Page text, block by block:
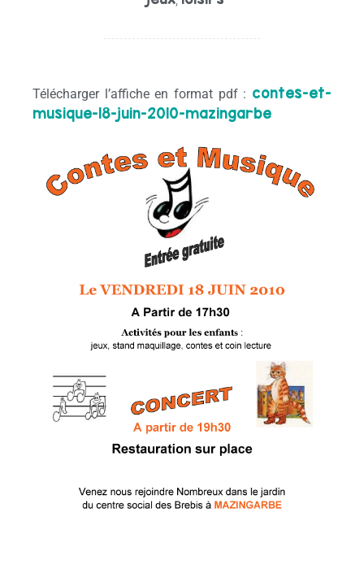
Télécharger l’affiche en format pdf : contes-et-
musique-18-juin-2010-mazingarbe